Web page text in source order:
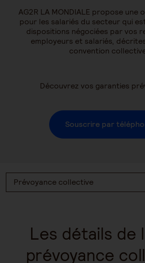
AG2R LA MONDIALE propose une
pour les salariés du secteur qui
dispositions négociées par vos
employeurs et salariés,
convention
Découvrez vos garanties
Souscrire par
Prévoyance collective
Les détails
prévoyance